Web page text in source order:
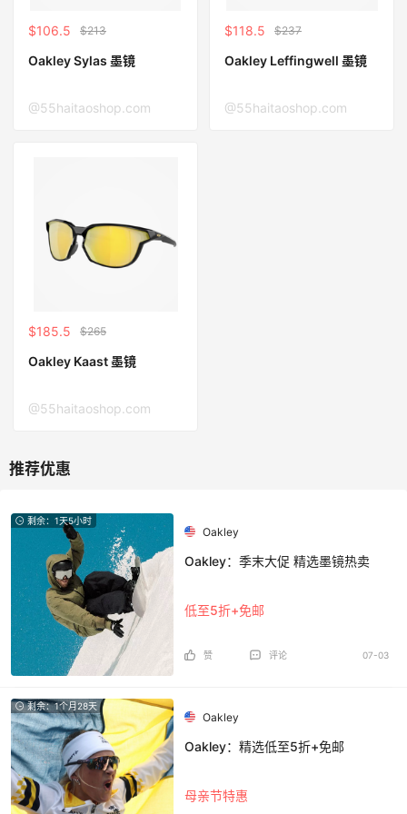
$106.5 $213
Oakley Sylas 墨镜
@55haitaoshop.com
$118.5 $237
Oakley Leffingwell 墨镜
@55haitaoshop.com
$185.5 $265
Oakley Kaast 墨镜
@55haitaoshop.com
剩余：1天5小时
Oakley
Oakley：季末大促 精选墨镜热卖
低至5折+免邮
赞 评论 07-03
剩余：1个月28天
Oakley
Oakley：精选低至5折+免邮
母亲节特惠